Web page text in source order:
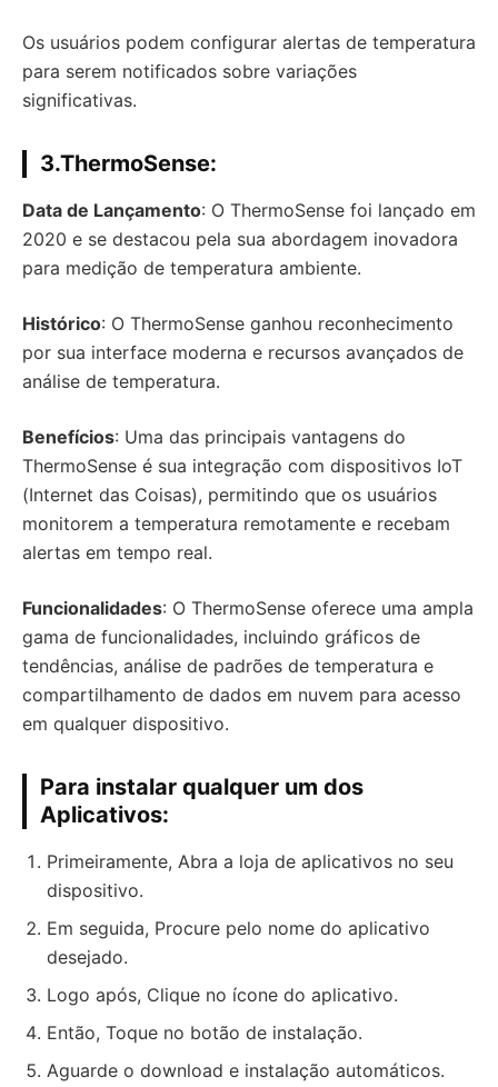
Os usuários podem configurar alertas de temperatura
para serem notificados sobre variações
significativas.
3.ThermoSense:
Data de Lançamento: O ThermoSense foi lançado em
2020 e se destacou pela sua abordagem inovadora
para medição de temperatura ambiente.
Histórico: O ThermoSense ganhou reconhecimento
por sua interface moderna e recursos avançados de
análise de temperatura.
Benefícios: Uma das principais vantagens do
ThermoSense é sua integração com dispositivos IoT
(Internet das Coisas), permitindo que os usuários
monitorem a temperatura remotamente e recebam
alertas em tempo real.
Funcionalidades: O ThermoSense oferece uma ampla
gama de funcionalidades, incluindo gráficos de
tendências, análise de padrões de temperatura e
compartilhamento de dados em nuvem para acesso
em qualquer dispositivo.
Para instalar qualquer um dos
Aplicativos:
Primeiramente, Abra a loja de aplicativos no seu
dispositivo.
Em seguida, Procure pelo nome do aplicativo
desejado.
Logo após, Clique no ícone do aplicativo.
Então, Toque no botão de instalação.
Aguarde o download e instalação automáticos.